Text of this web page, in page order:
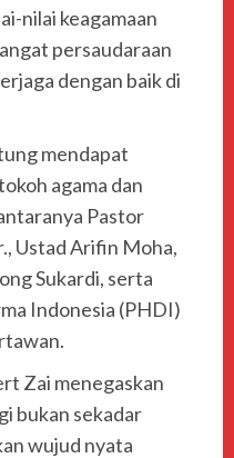
nilai keagamaan
persaudaraan
dengan baik di
mendapat
agama dan
Pastor
Ustad Arifin Moha,
Sukardi, serta
Indonesia (PHDI)
Zai menegaskan
bukan sekadar
wujud nyata